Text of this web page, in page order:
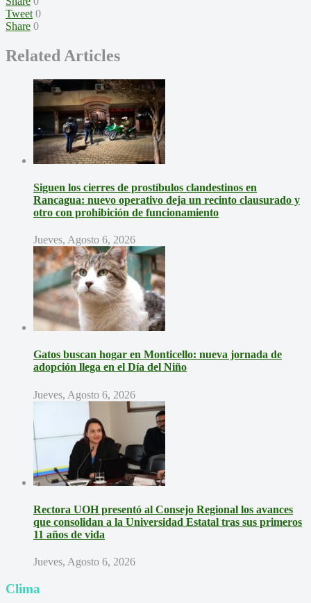
Tweet 0
Share 0
Related Articles
Siguen los cierres de prostíbulos clandestinos en
Rancagua: nuevo operativo deja un recinto clausurado y
otro con prohibición de funcionamiento
Jueves, Agosto 6, 2026
Gatos buscan hogar en Monticello: nueva jornada de
adopción llega en el Día del Niño
Jueves, Agosto 6, 2026
Rectora UOH presentó al Consejo Regional los avances
que consolidan a la Universidad Estatal tras sus primeros
11 años de vida
Jueves, Agosto 6, 2026
Clima